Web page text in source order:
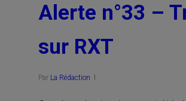
Alerte n°33 –
sur RXT
Par La Rédaction